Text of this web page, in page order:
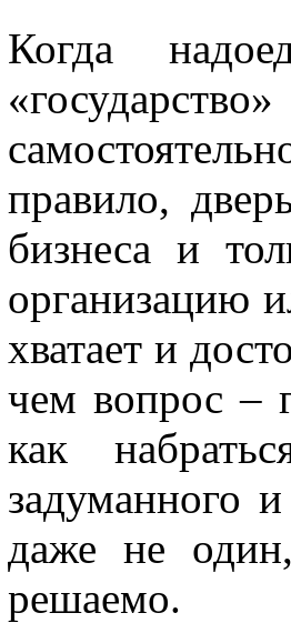
Когда
правило,
бизнеса и
организацию
хватает и
чем вопрос –
как
задуманного
даже не
решаемо.